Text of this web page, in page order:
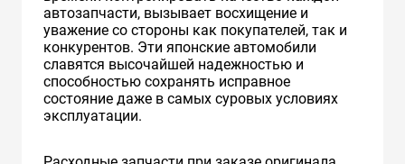
автозапчасти, вызывает восхищение и
уважение со стороны как покупателей, так и
конкурентов. Эти японские автомобили
славятся высочайшей надежностью и
способностью сохранять исправное
состояние даже в самых суровых условиях
эксплуатации.